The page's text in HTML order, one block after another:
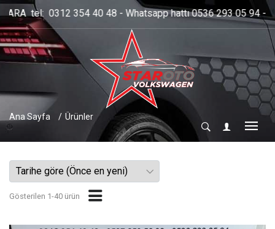
293 05 94 - Cep: 0537 250 56 98 - 0536 293 05 94 ....
Ana Sayfa Ürünler
Gösterilen 1-40 ürün